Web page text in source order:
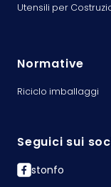
Utensili per
Normative
Riciclo imballaggi
Seguici sui
stonfo